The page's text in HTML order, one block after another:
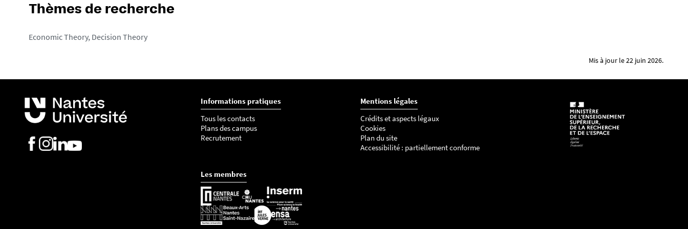
Thèmes de recherche
Economic Theory, Decision Theory
Mis à jour le 22 juin 2026.
Informations pratiques
Tous les contacts
Plans des campus
Recrutement
Mentions légales
Crédits et aspects légaux
Cookies
Plan du site
Accessibilité : partiellement conforme
Les membres